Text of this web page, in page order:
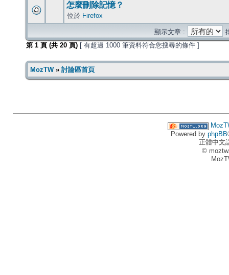
怎麼刪除記憶？
位於 Firefox
顯示文章 :
第 1 頁 (共 20 頁) [ 有超過 1000 筆資料符合您搜尋的條件 ]
MozTW» 討論區首頁
Powered by phpBB
正體中文
©